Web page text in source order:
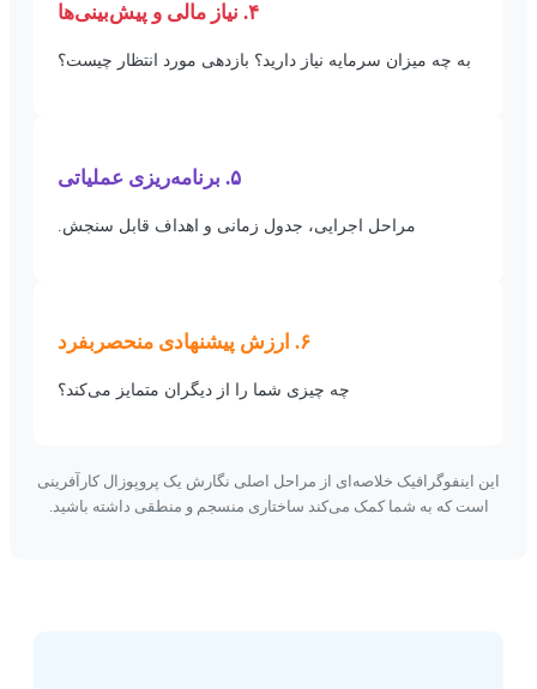
به چه میزان سرمایه نیاز دارید؟ بازدهی مورد انتظار چیست؟
مراحل اجرایی، جدول زمانی و اهداف قابل سنجش.
چه چیزی شما را از دیگران متمایز می‌کند؟
این اینفوگرافیک خلاصه‌ای از مراحل اصلی نگارش یک پروپوزال کارآفرینی
است که به شما کمک می‌کند ساختاری منسجم و منطقی داشته باشید.